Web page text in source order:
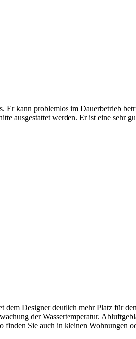
Er kann problemlos im Dauerbetrieb
ausgestattet werden. Er ist eine sehr
Designer deutlich mehr Platz für
der Wassertemperatur.
Sie auch in kleinen Wohnungen